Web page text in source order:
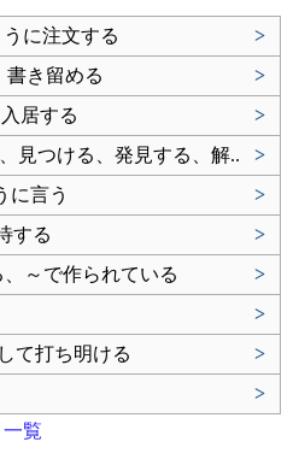
に注文する
>
書き留める
>
居する
>
見つける、発見する、解..
>
に言う
>
する
>
～で作られている
>
>
て打ち明ける
>
>
一覧